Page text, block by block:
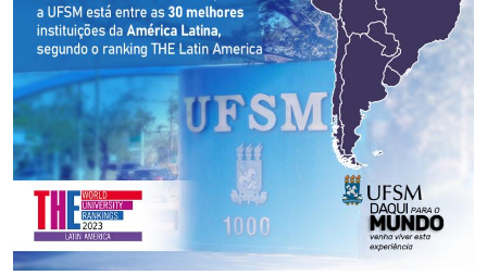
Secretaria-Geral
Secretaria de Governo
Gabinete de Segurança Institucional
Advocacia-Geral da União